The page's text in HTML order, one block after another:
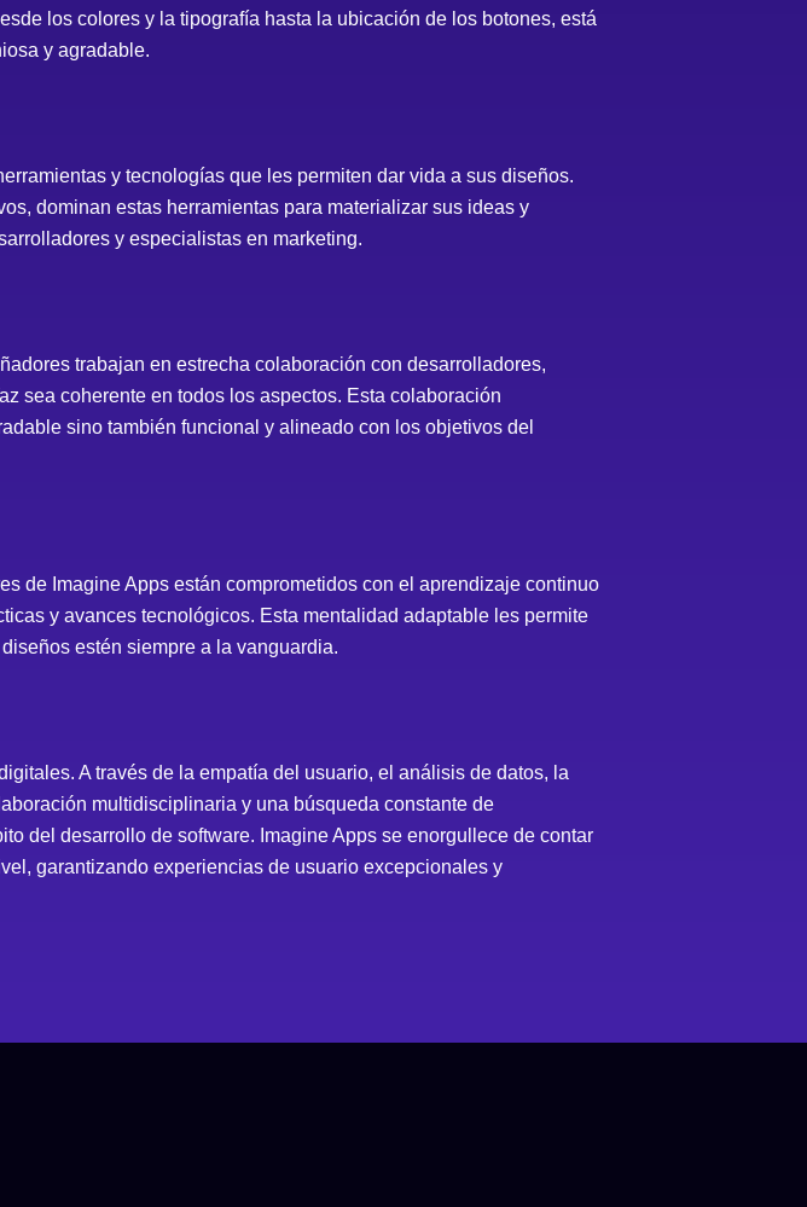
los colores y la tipografía hasta la ubicación de los botones, está
y agradable.
y tecnologías que les permiten dar vida a sus diseños.
dominan estas herramientas para materializar sus ideas y
y especialistas en marketing.
trabajan en estrecha colaboración con desarrolladores,
sea coherente en todos los aspectos. Esta colaboración
sino también funcional y alineado con los objetivos del
de Imagine Apps están comprometidos con el aprendizaje continuo
y avances tecnológicos. Esta mentalidad adaptable les permite
estén siempre a la vanguardia.
A través de la empatía del usuario, el análisis de datos, la
multidisciplinaria y una búsqueda constante de
del desarrollo de software. Imagine Apps se enorgullece de contar
garantizando experiencias de usuario excepcionales y